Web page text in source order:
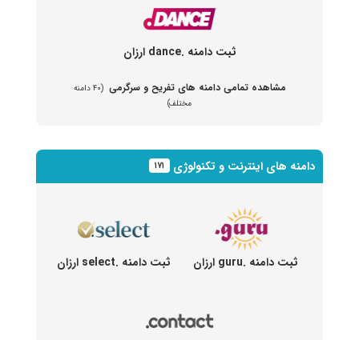
ثبت دامنه .dance ارزان
مشاهده تمامی دامنه های تفریح و سرگرمی
(۴۰ دامنه
مختلف)
دامنه های اینترنت و تکنولوژی ۱۷۱
ثبت دامنه .guru ارزان ثبت دامنه .select ارزان